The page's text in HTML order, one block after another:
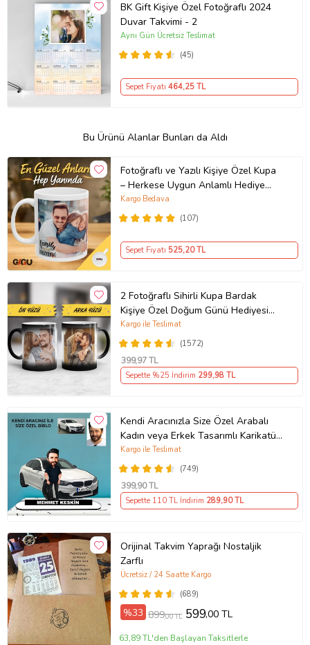
BK Gift Kişiye Özel Fotoğraflı 2024
Duvar Takvimi - 2
(45)
Aynı Gün Ücretsiz Teslimat
Sepet Fiyatı 464,25 TL
Bu Ürünü Alanlar Bunları da Aldı
Fotoğraflı ve Yazılı Kişiye Özel Kupa
– Herkese Uygun Anlamlı Hediye
Porselen Baskılı Kupa (Beyaz)
(107)
Kargo Bedava
Sepet Fiyatı 525,20 TL
2 Fotoğraflı Sihirli Kupa Bardak
Kişiye Özel Doğum Günü Hediyesi
Sevgiliye Hediye Anneye Babaya
Ablaya Abiye Kız Erkek Kardeşe
Arkadaşa Resimli Günü Yıl Dönümü
Hediyesi
(1572)
Kargo ile Teslimat
399,97 TL
Sepette %25 İndirim 299,98 TL
Kendi Aracınızla Size Özel Arabalı
Kadın veya Erkek Tasarımlı Karikatür
Biblo , Babalar Günü Hediyesi,
Erkeğe Hediye, Rent A Car Hediyesi
(749)
Kargo ile Teslimat
399,90 TL
Sepette 110 TL İndirim 289,90 TL
Orijinal Takvim Yaprağı Nostaljik
Zarflı
(689)
Ücretsiz / 24 Saatte Kargo
%33 899,00 TL 599,00 TL
63,89 TL'den Başlayan Taksitlerle